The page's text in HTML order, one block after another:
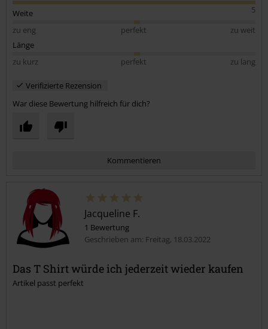
5
Weite
zu eng
perfekt
zu weit
Länge
zu kurz
perfekt zu lang
Verifizierte Rezension
War diese Bewertung hilfreich für dich?
Kommentieren
Kommentar jetzt abschicken!
Jacqueline F.
1 Bewertung
Geschrieben am: Freitag, 18.03.2022
Das T Shirt würde ich jederzeit wieder kaufen
Artikel passt perfekt